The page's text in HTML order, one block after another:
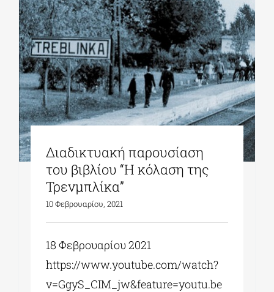
Διαδικτυακή παρουσίαση
του βιβλίου “Η κόλαση της
Τρενμπλίκα”
10 Φεβρουαρίου, 2021
18 Φεβρουαρίου 2021
https://www.youtube.com/watch?
v=GgyS_CIM_jw&feature=youtu.be